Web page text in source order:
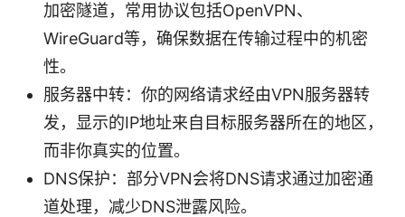
加密隧道，常用协议包括OpenVPN、
WireGuard等，确保数据在传输过程中的机密
性。
服务器中转：你的网络请求经由VPN服务器转
发，显示的IP地址来自目标服务器所在的地区，
而非你真实的位置。
DNS保护：部分VPN会将DNS请求通过加密通
道处理，减少DNS泄露风险。